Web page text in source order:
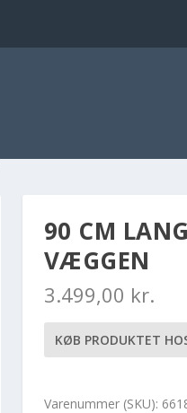
90 CM
VÆGGEN
3.499,00 kr.
KØB PRODUKTET
Varenummer (SKU):